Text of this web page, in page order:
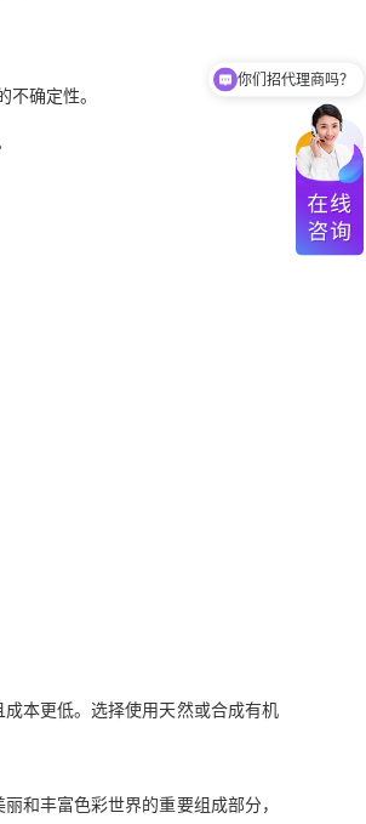
确定性。
本更低。选择使用天然或合成有机
和丰富色彩世界的重要组成部分，
你们招代理商吗？